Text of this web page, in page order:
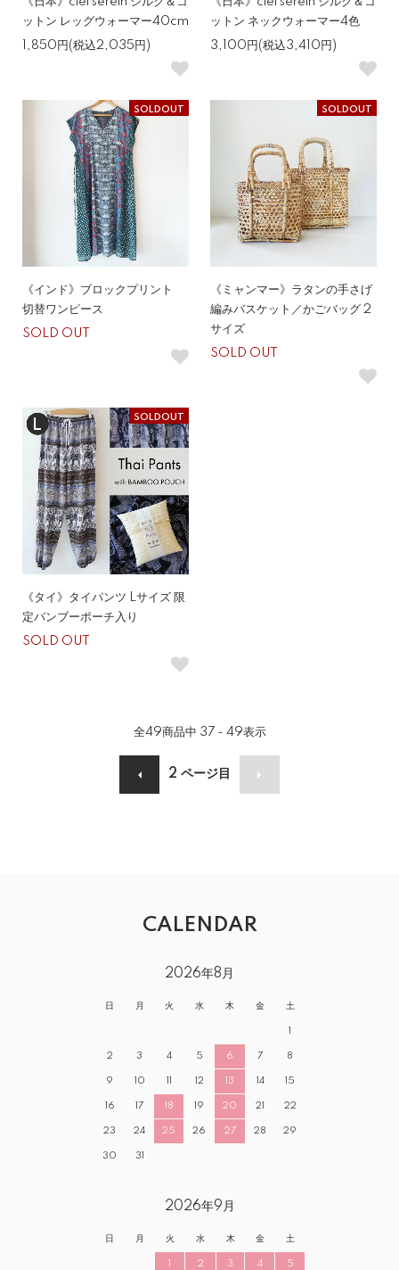
ットン レッグウォーマー40cm
1,850円(税込2,035円)
ットン ネックウォーマー4色
3,100円(税込3,410円)
SOLDOUT
《インド》ブロックプリント
切替ワンピース
SOLD OUT
SOLDOUT
《ミャンマー》ラタンの手さげ
編みバスケット／かごバッグ 2
サイズ
SOLD OUT
SOLDOUT
《タイ》タイパンツ Lサイズ 限
定バンブーポーチ入り
SOLD OUT
全49商品中 37 - 49表示
2 ページ目
CALENDAR
2026年8月
日 月 火 水 木 金 土
1
2 3 4 5 6 7 8
9 10 11 12 13 14 15
16 17 18 19 20 21 22
23 24 25 26 27 28 29
30 31
2026年9月
日 月 火 水 木 金 土
1 2 3 4 5